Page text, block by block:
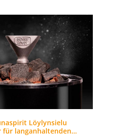
Löylynsielu
für langanhaltenden